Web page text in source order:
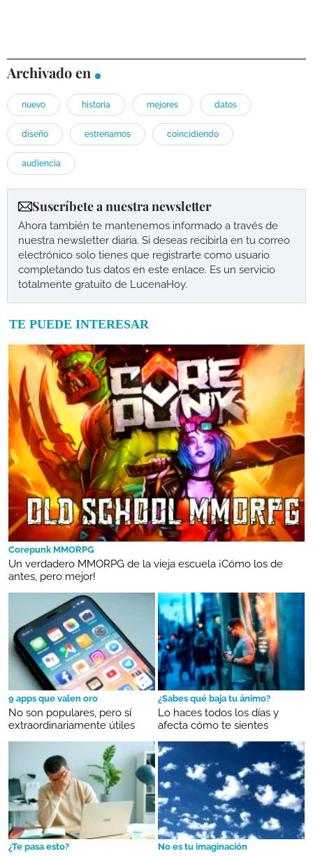
Archivado en
nuevo historia mejores datos
diseño estrenamos coincidiendo
audiencia
Suscríbete a nuestra newsletter
Ahora también te mantenemos informado a través de
nuestra newsletter diaria. Si deseas recibirla en tu correo
electrónico solo tienes que registrarte como usuario
completando tus datos en este enlace. Es un servicio
totalmente gratuito de LucenaHoy.
TE PUEDE INTERESAR
Corepunk MMORPG
Un verdadero MMORPG de la vieja escuela ¡Cómo los de
antes, pero mejor!
9 apps que valen oro
No son populares, pero sí
extraordinariamente útiles
¿Sabes qué baja tu ánimo?
Lo haces todos los días y
afecta cómo te sientes
¿Te pasa esto? No es tu imaginación